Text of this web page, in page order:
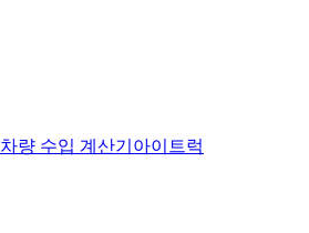
차량 수입 계산기 아이트럭